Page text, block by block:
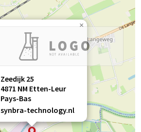
Zeedijk 25
4871 NM Etten-Leur
Pays-Bas
synbra-technology.nl
×